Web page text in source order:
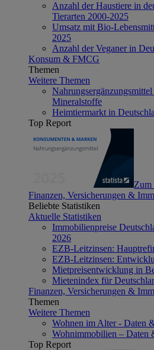
Anzahl der Haustiere in
Tierarten 2000-2025
Umsatz mit Bio-
2025
Anzahl der Veganer in
Konsum & FMCG
Themen
Weitere Themen
Mineralstoffe
Heimtiermarkt in
Top Report
Zum
Finanzen, Versicherungen &
Beliebte Statistiken
Aktuelle Statistiken
Immobilienpreise
2026
EZB-Leitzinsen:
EZB-Leitzinsen:
Mietpreisentwicklung in
Mietenindex für
Finanzen, Versicherungen &
Themen
Weitere Themen
Wohnen im Alter - Daten
Wohnimmobilien – Daten
Top Report